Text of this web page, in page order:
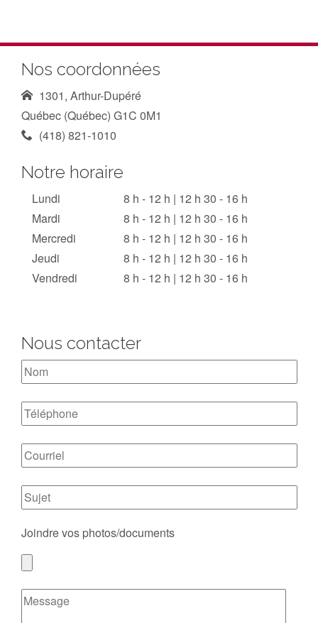
Nos coordonnées
1301, Arthur-Dupéré
Québec (Québec) G1C 0M1
(418) 821-1010
Notre horaire
Lundi
Mardi
Mercredi
Jeudi
Vendredi
8 h - 12 h | 12 h 30 - 16 h
8 h - 12 h | 12 h 30 - 16 h
8 h - 12 h | 12 h 30 - 16 h
8 h - 12 h | 12 h 30 - 16 h
8 h - 12 h | 12 h 30 - 16 h
Nous contacter
Joindre vos photos/documents